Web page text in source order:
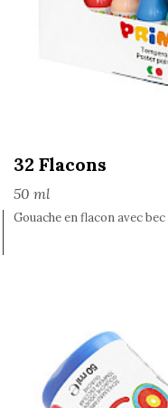
32 Flacons
50 ml
Gouache en flacon avec